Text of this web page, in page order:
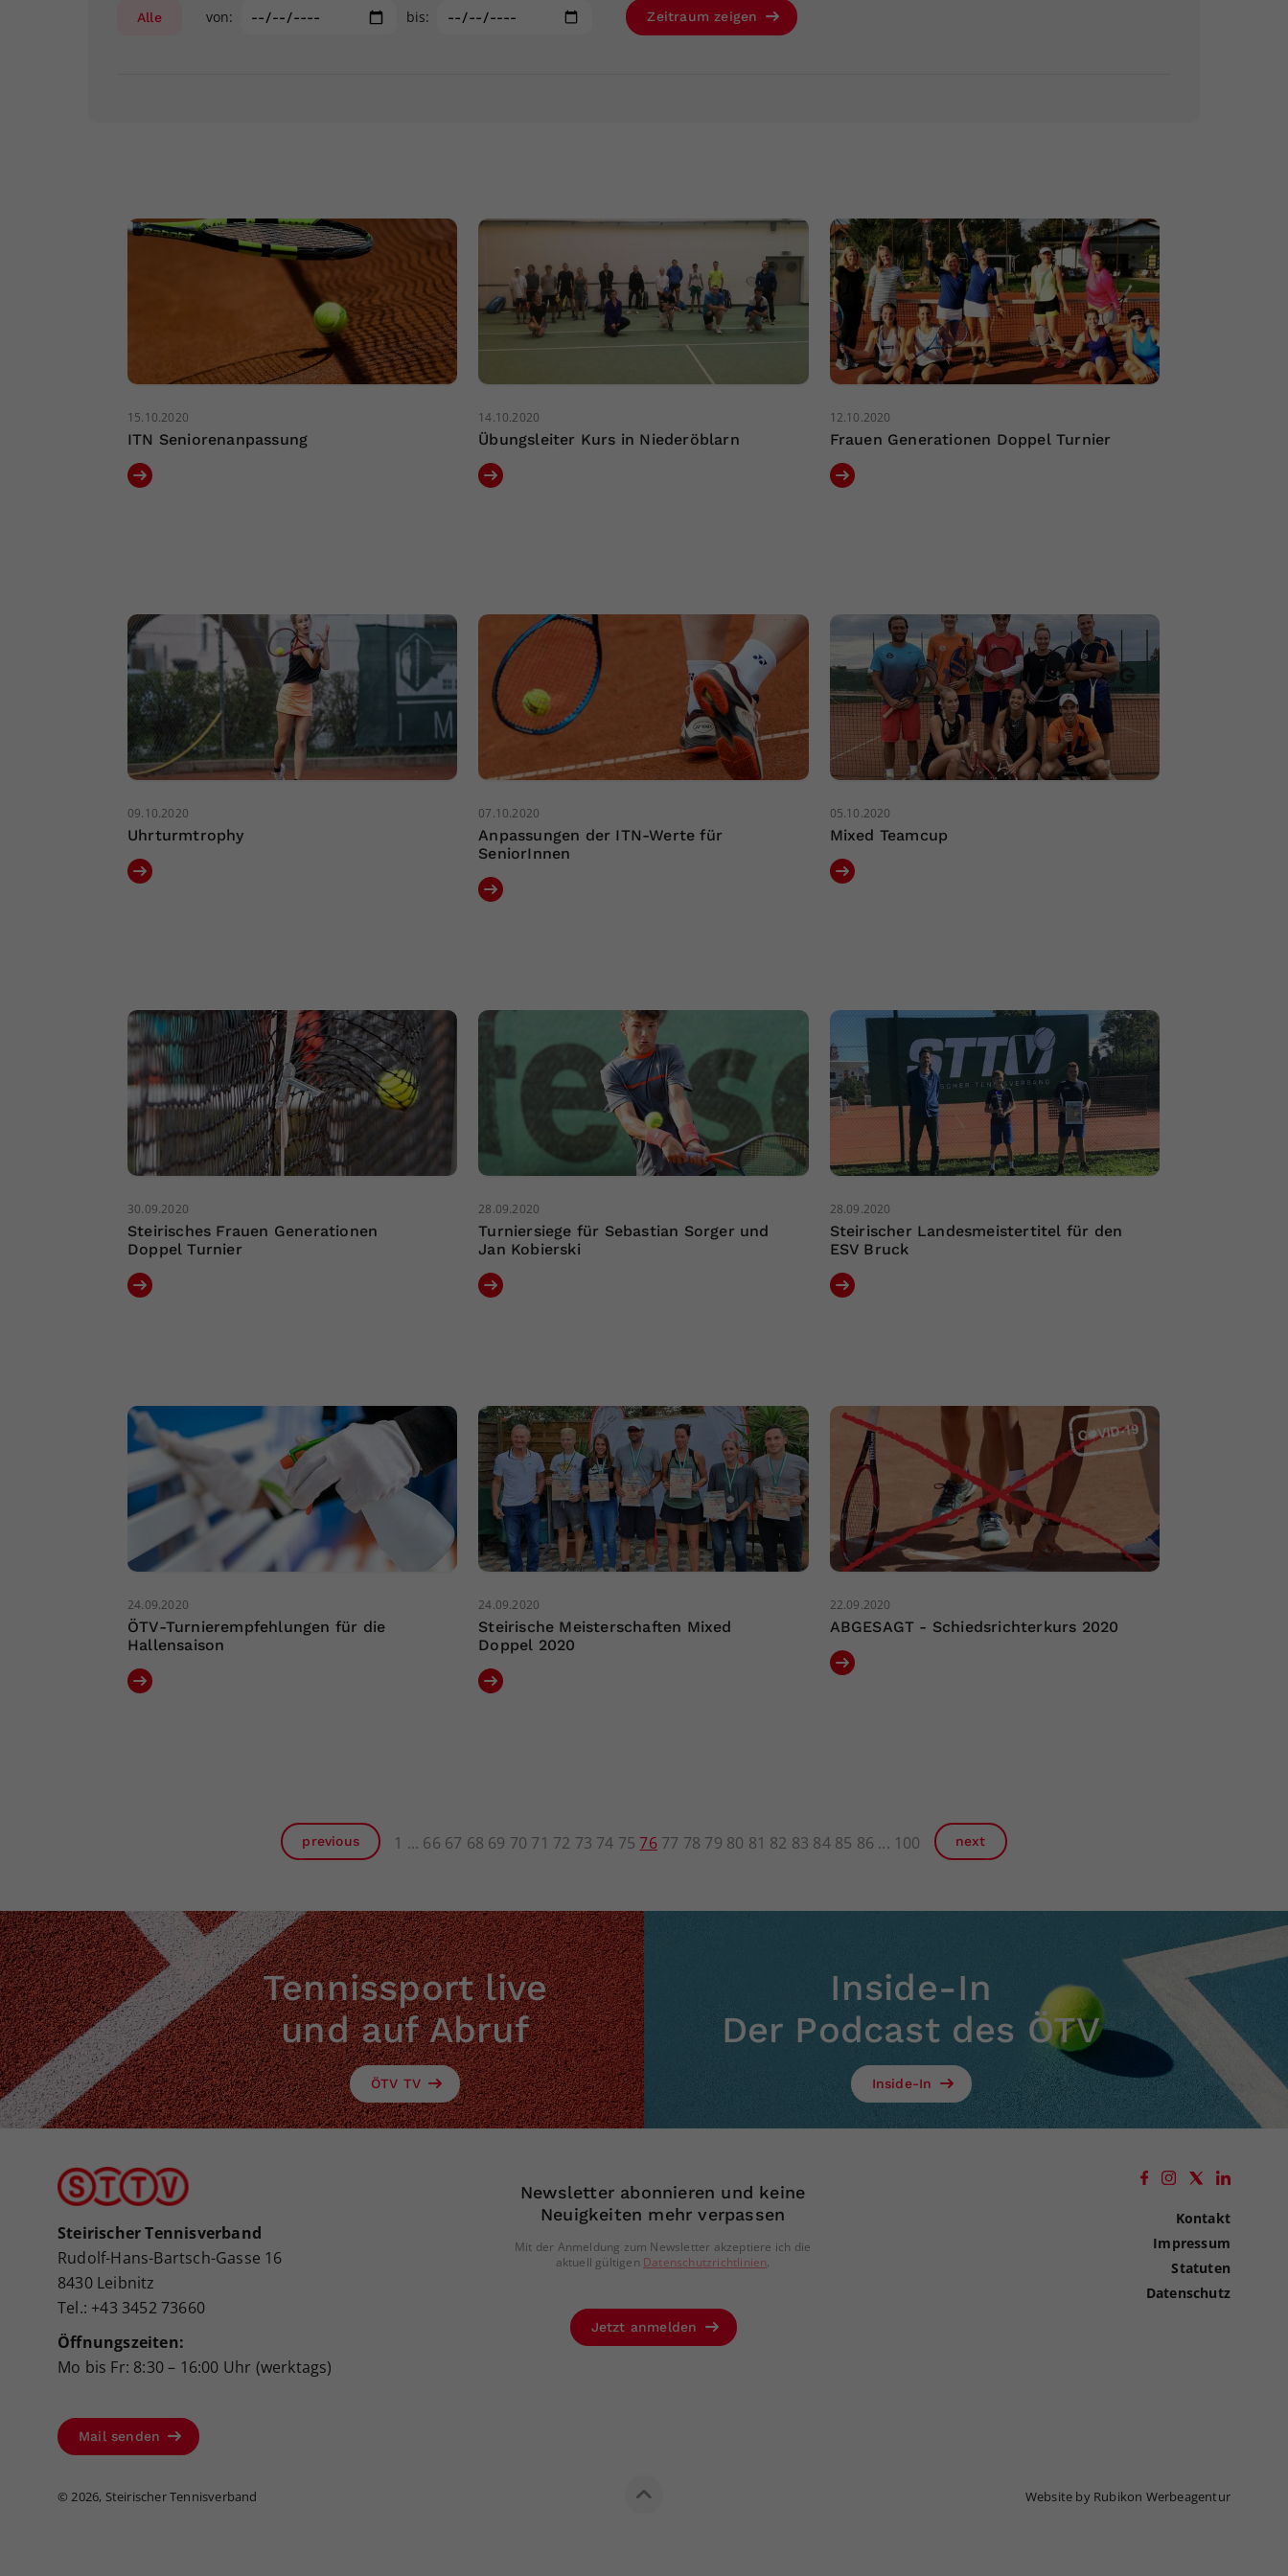
Alle von: bis: Zeitraum zeigen
15.10.2020
ITN Seniorenanpassung
14.10.2020
Übungsleiter Kurs in Niederöblarn
12.10.2020
Frauen Generationen Doppel Turnier
09.10.2020
Uhrturmtrophy
07.10.2020
Anpassungen der ITN-Werte für
SeniorInnen
05.10.2020
Mixed Teamcup
30.09.2020
Steirisches Frauen Generationen
Doppel Turnier
28.09.2020
Turniersiege für Sebastian Sorger und
Jan Kobierski
28.09.2020
Steirischer Landesmeistertitel für den
ESV Bruck
24.09.2020
ÖTV-Turnierempfehlungen für die
Hallensaison
24.09.2020
Steirische Meisterschaften Mixed
Doppel 2020
22.09.2020
ABGESAGT - Schiedsrichterkurs 2020
previous 1 66 67 68 69 70 71 72 73 74 75 76 77 78 79 80 81 82 83 84 85 86 100 next
Tennissport live
und auf Abruf
ÖTV TV
Inside-In
Der Podcast des ÖTV
Inside-In
Steirischer Tennisverband
Rudolf-Hans-Bartsch-Gasse 16
8430 Leibnitz
Tel.: +43 3452 73660
Öffnungszeiten:
Mo bis Fr: 8:30 – 16:00 Uhr (werktags)
Mail senden
Newsletter abonnieren und keine
Neuigkeiten mehr verpassen
Mit der Anmeldung zum Newsletter akzeptiere ich die
aktuell gültigen Datenschutzrichtlinien.
Jetzt anmelden
Kontakt
Impressum
Statuten
Datenschutz
©2026, Steirischer Tennisverband Website by Rubikon Werbeagentur
Ihrer vorgenommen Einstellungen, falls der